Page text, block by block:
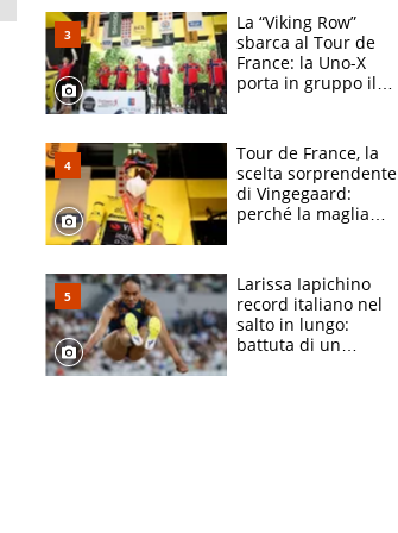
mirino
La “Viking Row”
sbarca al Tour de
France: la Uno-X
porta in gruppo il
compagni
Tour de France, la
scelta sorprendente
di Vingegaard:
perché la maglia
rischio da evitare
Larissa Iapichino
record italiano nel
salto in lungo:
battuta di un